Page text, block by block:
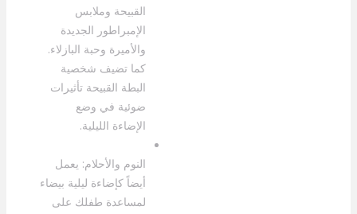
القبيحة وملابس
الإمبراطور الجديدة
والأميرة وحبة البازلاء.
كما تضيف شخصية
البطة القبيحة تأثيرات
ضوئية في وضع
الإضاءة الليلية.
النوم والأحلام: يعمل
أيضاً كإضاءة ليلية بيضاء
لمساعدة طفلك على